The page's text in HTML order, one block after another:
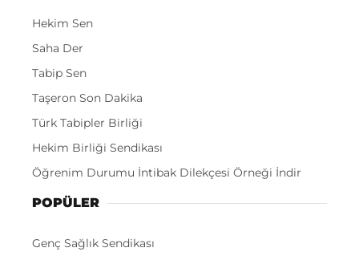
Hekim Sen
Saha Der
Tabip Sen
Taşeron Son Dakika
Türk Tabipler Birliği
Hekim Birliği Sendikası
Öğrenim Durumu İntibak Dilekçesi Örneği İndir
POPÜLER
Genç Sağlık Sendikası